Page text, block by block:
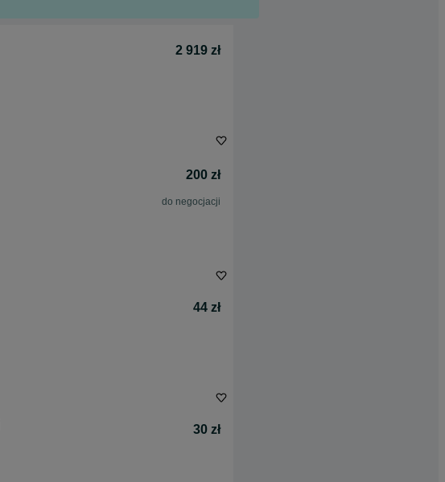
2 919 zł
200 zł
do negocjacji
44 zł
30 zł